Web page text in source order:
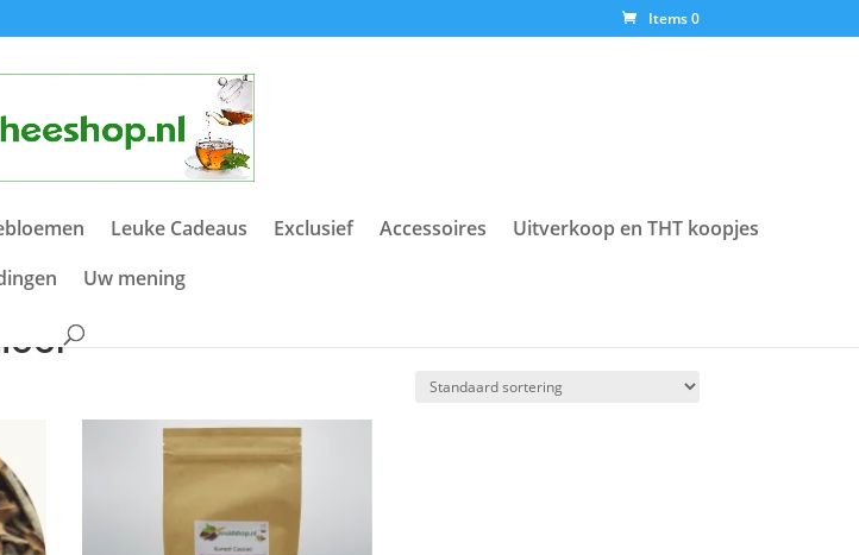
Items 0
Leuke Cadeaus Exclusief Accessoires
Uitverkoop en THT koopjes
Uw mening